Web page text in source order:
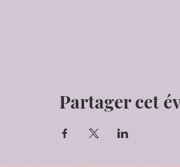
Partager cet